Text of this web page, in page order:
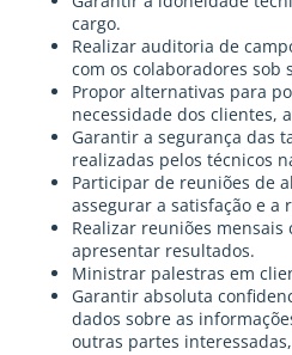
cargo.
Realizar auditoria de
com os colaboradores sob
Propor alternativas para
necessidade dos clientes,
Garantir a segurança das
realizadas pelos técnicos
Participar de reuniões de
assegurar a satisfação e a
Realizar reuniões mensais
apresentar resultados.
Ministrar palestras em
Garantir absoluta
dados sobre as
outras partes